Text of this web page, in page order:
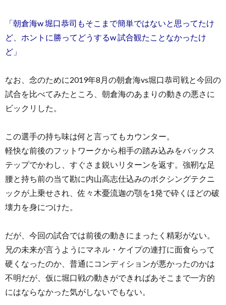
「朝倉海w 堀口恭司もそこまで簡単ではないと思ってたけ
ど、ホントに勝ってどうするw 試合観たことなかったけ
ど」
なお、念のために2019年8月の朝倉海vs堀口恭司戦と今回の
試合を比べてみたところ、朝倉海のあまりの動きの悪さに
ビックリした。
この選手の持ち味は何と言ってもカウンター。
軽快な前後のフットワークから相手の踏み込みをバックス
テップでかわし、すぐさま鋭いリターンを返す。強靭な足
腰と持ち前の当て勘に内山高志仕込みのボクシングテクニ
ックが上乗せされ、佐々木憂流迦の顎を1発で砕くほどの破
壊力を身につけた。
だが、今回の試合では前後の動きにまったく精彩がない。
兄の未来が言うようにマネル・ケイプの連打に面食らって
硬くなったのか、普通にコンディションが悪かったのかは
不明だが、仮に堀口戦の動きができればあそこまで一方的
にはならなかった気がしないでもない。